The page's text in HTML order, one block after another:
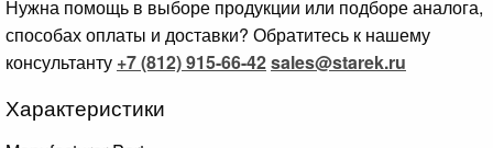
Нужна помощь в выборе продукции или подборе аналога,
способах оплаты и доставки? Обратитесь к нашему
консультанту +7 (812) 915-66-42sales@starek.ru
Характеристики